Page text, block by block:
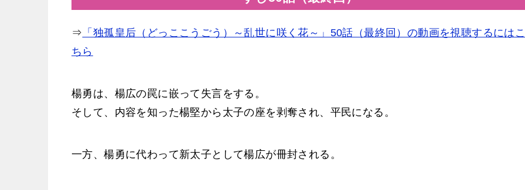
⇒ 「独孤皇后（どっここうごう）～乱世に咲く花～」50話（最終回）の動画を視聴するには
ちら
楊勇は、楊広の罠に嵌って失言をする。
そして、内容を知った楊堅から太子の座を剥奪され、平民になる。
一方、楊勇に代わって新太子として楊広が冊封される。